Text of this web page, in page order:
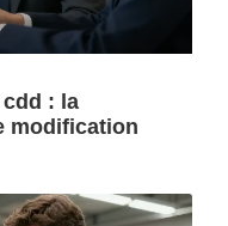
: la
modification